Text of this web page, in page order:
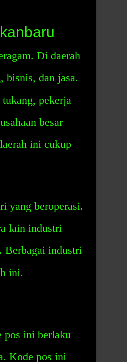
Di daerah
bisnis, dan jasa.
pekerja
besar
ini cukup
yang beroperasi.
lain industri
Berbagai industri
ini.
pos ini berlaku
Kode pos ini